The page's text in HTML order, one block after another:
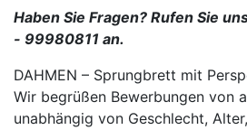
Haben Sie Fragen? Rufen Sie
- 99980811 an.
DAHMEN – Sprungbrett mit
Wir begrüßen Bewerbungen von
unabhängig von Geschlecht,